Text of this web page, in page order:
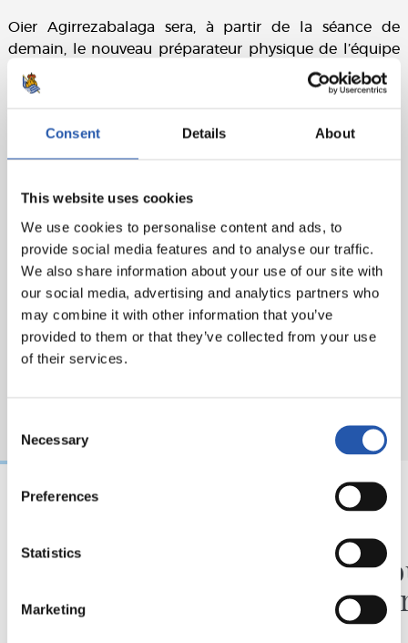
Consent Details About
This website uses cookies
We use cookies to personalise content and ads, to
provide social media features and to analyse our traffic.
We also share information about your use of our site with
our social media, advertising and analytics partners who
may combine it with other information that you’ve
provided to them or that they’ve collected from your use
of their services.
Selection
Necessary
Preferences
Statistics
Marketing
Oier Agirrezabalaga sera, à partir de la séance de
demain, le nouveau préparateur physique de l’équipe
première. Originaire d’Azpeitia, jusqu’à présent
responsable du développement du football de base, il
équipes et catégories du centre de formation de
Zubieta, dont 10 avec l’équipe réserve txuri-urdin.
CHRONIQUE
Des minutes en plus
VIDÉOS
Une